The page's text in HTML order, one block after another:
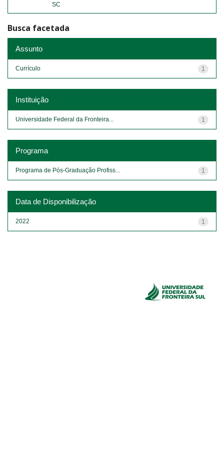
SC
Busca facetada
Assunto
1
Currículo
Instituição
1
Universidade Federal da Fronteira...
Programa
1
Programa de Pós-Graduação Profiss...
Data de Disponibilização
1
2022